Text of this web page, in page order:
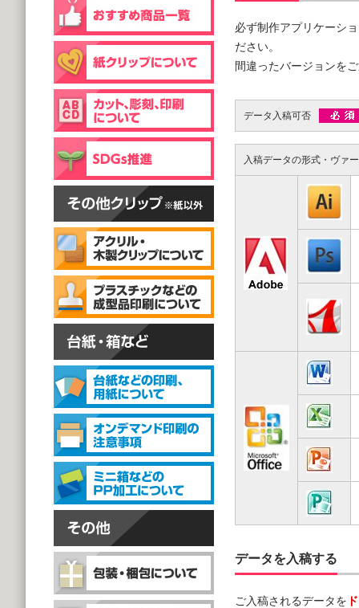
必ず制作アプリケーシ
ださい。
間違ったバージョンを
データ入稿可否
入稿データの形式・ヴァ
データを入稿する
ご入稿されるデータを
台紙付片面タイプ
@129.70～
(1,000個 1個あたり)
片面彫刻タイプ
スタンドクリップ
スタンドクリップ
個包装(OPP入)タイプ
@164.90～
(5,000個 1個あたり)